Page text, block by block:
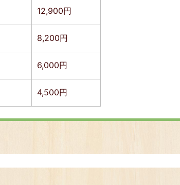
12,900円
8,200円
6,000円
4,500円